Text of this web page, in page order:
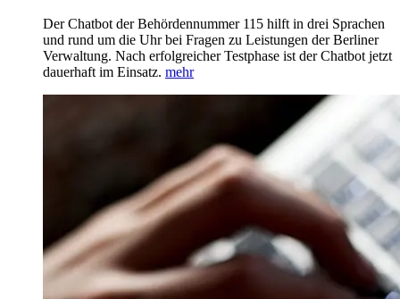
Der Chatbot der Behördennummer 115 hilft in drei Sprachen
und rund um die Uhr bei Fragen zu Leistungen der Berliner
Verwaltung. Nach erfolgreicher Testphase ist der Chatbot jetzt
dauerhaft im Einsatz. mehr